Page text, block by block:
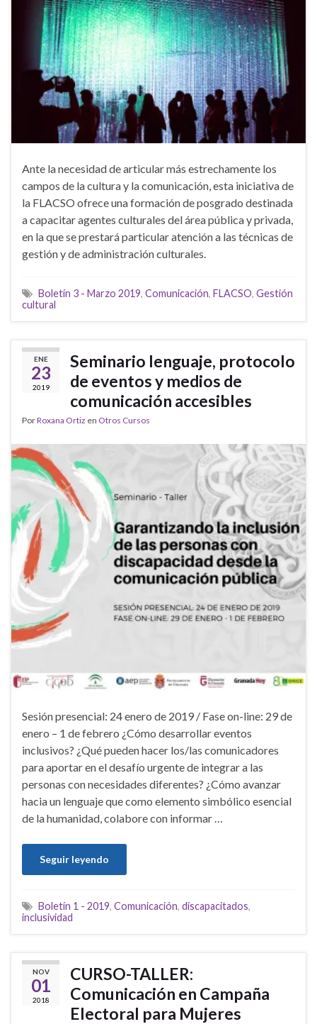
Ante la necesidad de articular más estrechamente los
campos de la cultura y la comunicación, esta iniciativa de
la FLACSO ofrece una formación de posgrado destinada
a capacitar agentes culturales del área pública y privada,
en la que se prestará particular atención a las técnicas de
gestión y de administración culturales.
Boletín 3 - Marzo 2019, Comunicación, FLACSO, Gestión
cultural
ENE
23
2019
Seminario lenguaje, protocolo
de eventos y medios de
comunicación accesibles
PorRoxana Ortiz en Otros Cursos
Sesión presencial: 24 enero de 2019 / Fase on-line: 29 de
enero – 1 de febrero ¿Cómo desarrollar eventos
inclusivos? ¿Qué pueden hacer los/las comunicadores
para aportar en el desafío urgente de integrar a las
personas con necesidades diferentes? ¿Cómo avanzar
hacia un lenguaje que como elemento simbólico esencial
de la humanidad, colabore con informar …
Seguir leyendo
Boletín 1 - 2019, Comunicación, discapacitados,
inclusividad
NOV
01
2018
CURSO-TALLER:
Comunicación en Campaña
Electoral para Mujeres